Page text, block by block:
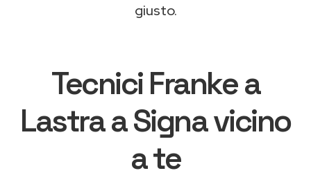
giusto.
Tecnici Franke a
Lastra a Signa vicino
a te